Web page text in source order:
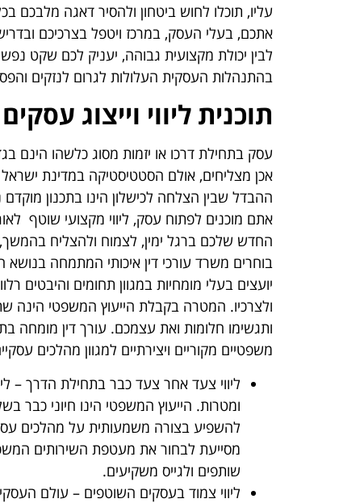
עליו, תוכלו לחוש ביטחון ולהסיר דאגה מלבכם
אתכם, בעלי העסק, במרכז ויטפל בצרכיכם
לבין יכולת מקצועית גבוהה, יעניק לכם שקט
בהתנהלות העסקית העלולות לגרום לנזקים
תוכנית ליווי וייצוג עסקים
עסק בתחילת דרכו או יזמות מסוג כלשהו
אכן מצליחים, אולם הסטטיסטיקה במדינת
ההבדל שבין הצלחה לכישלון הינו בתכנון
אתם מוכנים לפתוח עסק, ליווי מקצועי שוטף
החדש שלכם ברגל ימין, לצמוח ולהצליח בהמשך,
בוחרים משרד עורכי דין איכותי המתמחה בנושא
יועצים בעלי מומחיות במגוון תחומים והיבטים
ולצרכיו. המטרה בקבלת הייעוץ המשפטי הינה
ותגשימו חלומות ואת עצמכם. עורך דין מומחה
משפטיים מקוריים ויצירתיים למגוון מהלכים
ליווי צעד אחר צעד כבר בתחילת הדרך –
ומטרות. הייעוץ המשפטי הינו חיוני
להשפיע בצורה משמעותית על מהלכים
מסייעת לבחור את מעטפת השירותים
שותפים ולגייס משקיעים.
ליווי צמוד בעסקים השוטפים – עולם